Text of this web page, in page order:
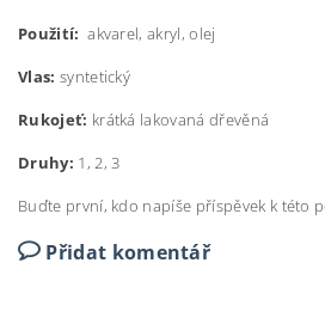
Použití: akvarel, akryl, olej
Vlas: syntetický
Rukojeť: krátká lakovaná dřevěná
Druhy: 1, 2, 3
Buďte první, kdo napíše příspěvek k této
Přidat komentář